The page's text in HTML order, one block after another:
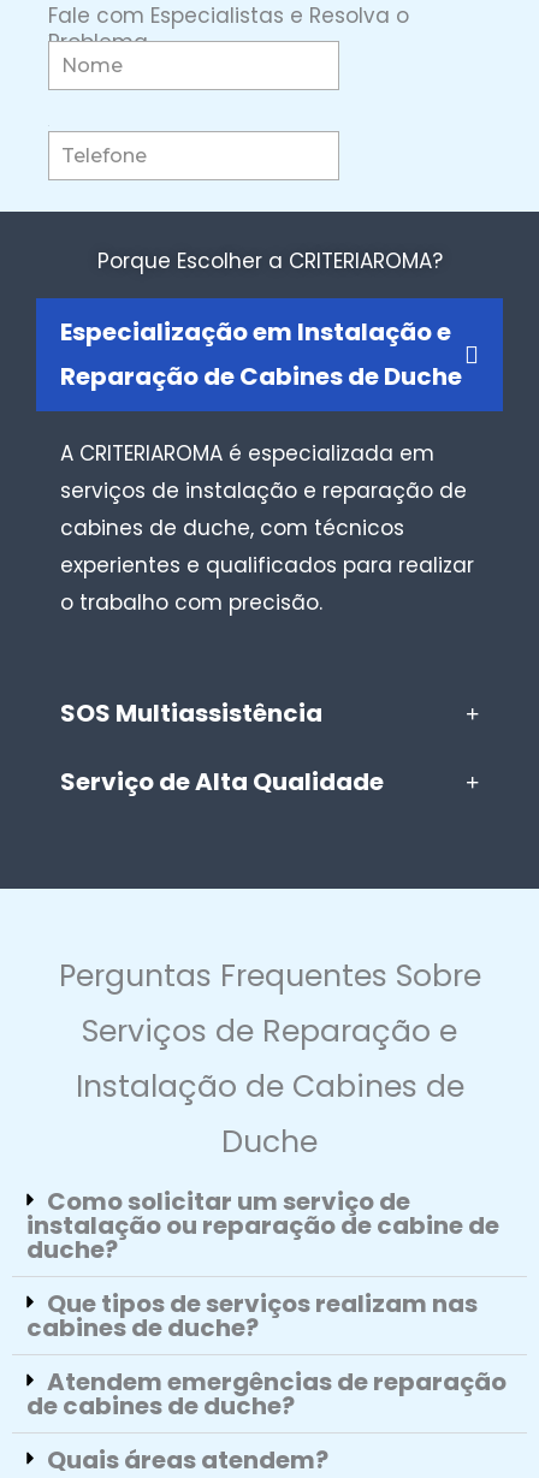
Fale com Especialistas e Resolva o
Problema
Porque Escolher a CRITERIAROMA?
Especialização em Instalação e
Reparação de Cabines de Duche
A CRITERIAROMA é especializada em
serviços de instalação e reparação de
cabines de duche, com técnicos
experientes e qualificados para realizar
o trabalho com precisão.
SOS Multiassistência
Serviço de Alta Qualidade
Perguntas Frequentes Sobre
Serviços de Reparação e
Instalação de Cabines de
Duche
Como solicitar um serviço de
instalação ou reparação de cabine de
duche?
Que tipos de serviços realizam nas
cabines de duche?
Atendem emergências de reparação
de cabines de duche?
Quais áreas atendem?